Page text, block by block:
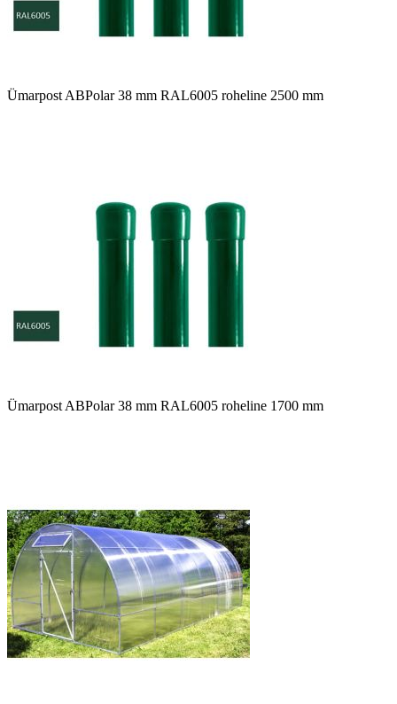
Ümarpost ABPolar 38 mm RAL6005 roheline 2500 mm
Ümarpost ABPolar 38 mm RAL6005 roheline 1700 mm